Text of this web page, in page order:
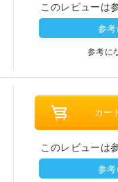
このレビューは
参考
参考に
このレビューは
参考